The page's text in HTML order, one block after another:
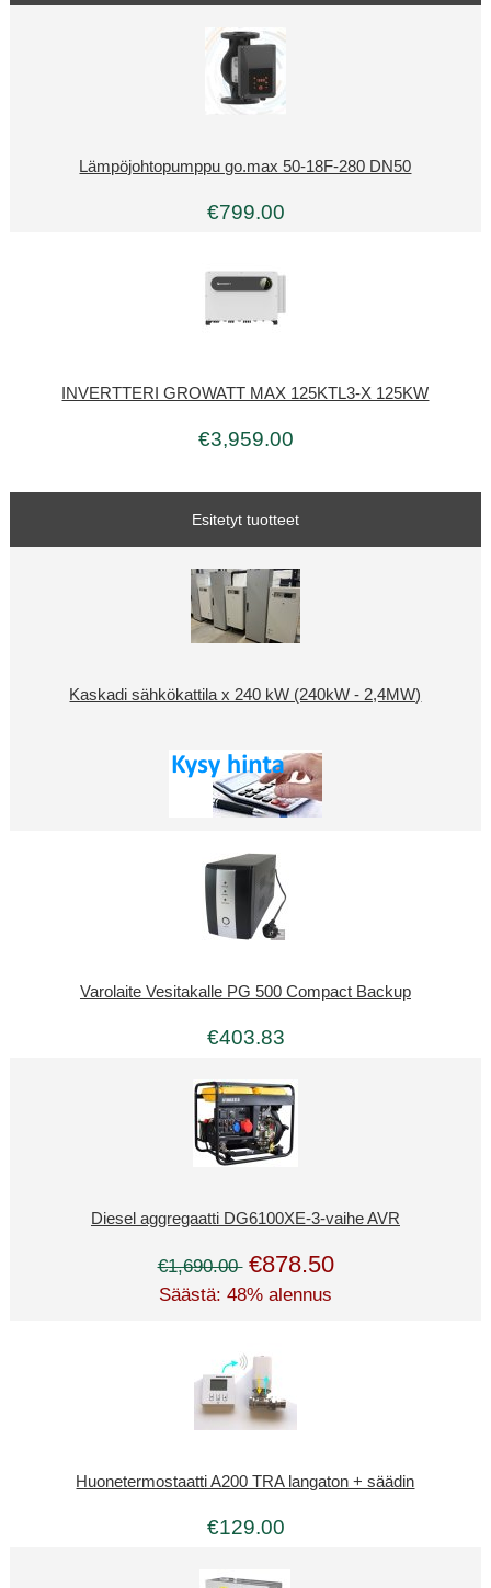
Lämpöjohtopumppu go.max 50-18F-280 DN50
€799.00
INVERTTERI GROWATT MAX 125KTL3-X 125KW
€3,959.00
Esitetyt tuotteet
Kaskadi sähkökattila x 240 kW (240kW - 2,4MW)
Varolaite Vesitakalle PG 500 Compact Backup
€403.83
Diesel aggregaatti DG6100XE-3-vaihe AVR
€1,690.00 €878.50
Säästä: 48% alennus
Huonetermostaatti A200 TRA langaton + säädin
€129.00